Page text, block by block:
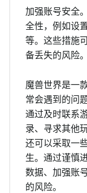
加强账号安全
全性，例如设
等。这些措施
备丢失的风险。
魔兽世界是一
常会遇到的问
通过及时联系
录、寻求其他
还可以采取一
生。通过谨慎
数据、加强账
的风险。